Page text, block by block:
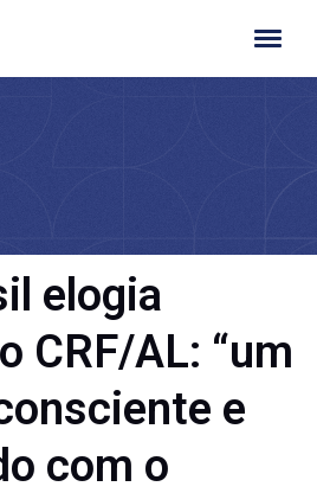
elogia
CRF/AL: “um
e
com o